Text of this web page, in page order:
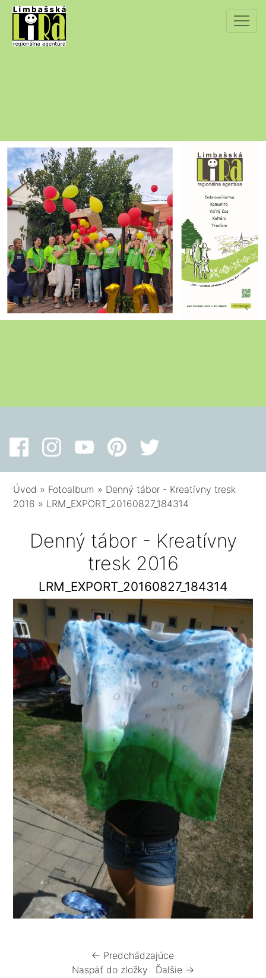
Úvod » Fotoalbum » Denný tábor - Kreatívny tresk
2016 » LRM_EXPORT_20160827_184314
Denný tábor - Kreatívny
tresk 2016
LRM_EXPORT_20160827_184314
← Predchádzajúce
Naspäť do zložky
Ďalšie →